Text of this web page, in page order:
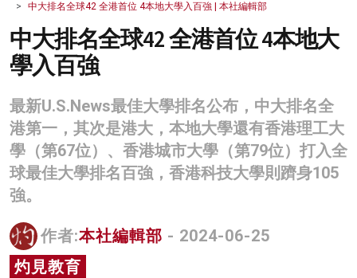
生活
健康
商業
科技
影片
名家榜
關於我們
中大排名全球42 全港首位 4本地大學入百強 | 本社編輯部
中大排名全球42 全港首位 4本地大
學入百強
最新U.S.News最佳大學排名公布，中大排名全
港第一，其次是港大，本地大學還有香港理工大
學（第67位）、香港城市大學（第79位）打入全
球最佳大學排名百強，香港科技大學則躋身105
強。
作者:本社編輯部 - 2024-06-25
灼見教育